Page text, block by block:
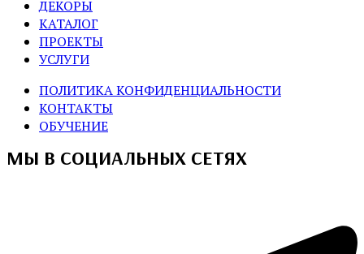
ДЕКОРЫ
КАТАЛОГ
ПРОЕКТЫ
УСЛУГИ
ПОЛИТИКА КОНФИДЕНЦИАЛЬНОСТИ
КОНТАКТЫ
ОБУЧЕНИЕ
МЫ В СОЦИАЛЬНЫХ СЕТЯХ